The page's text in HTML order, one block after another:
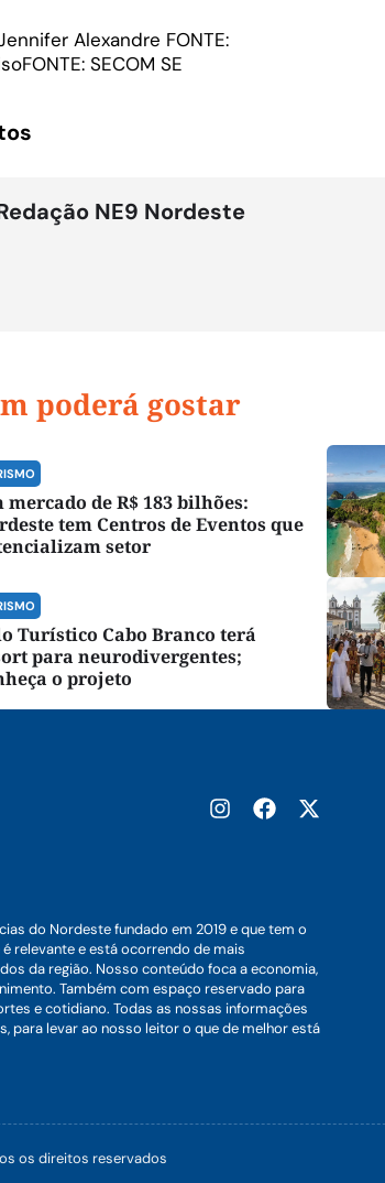
Alexandre FONTE:
SECOM SE
NE9 Nordeste
poderá gostar
mercado de R$ 183 bilhões:
tem Centros de Eventos que
setor
Turístico Cabo Branco terá
para neurodivergentes;
o projeto
do Nordeste fundado em 2019 e que tem o
relevante e está ocorrendo de mais
da região. Nosso conteúdo foca a economia,
Também com espaço reservado para
e cotidiano. Todas as nossas informações
para levar ao nosso leitor o que de melhor está
os direitos reservados